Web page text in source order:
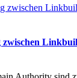
zwischen